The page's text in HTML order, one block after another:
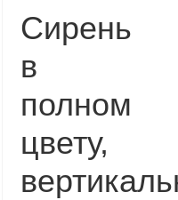
Сирень
в
полном
цвету,